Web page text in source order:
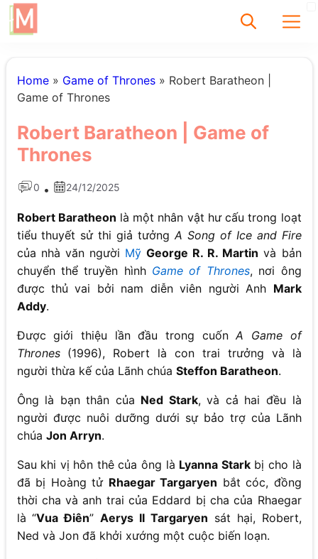
Home» Game of Thrones» Robert Baratheon |
Game of Thrones
Robert Baratheon | Game of
Thrones
0 • 24/12/2025
Robert Baratheon là một nhân vật hư cấu trong loạt
tiểu thuyết sử thi giả tưởngA Song of Ice and Fire
của nhà văn người Mỹ George R. R. Martin và bản
chuyển thể truyền hình Game of Thrones, nơi ông
được thủ vai bởi nam diễn viên người Anh Mark
Addy.
Được giới thiệu lần đầu trong cuốnA Game of
Thrones(1996), Robert là con trai trưởng và là
người thừa kế của Lãnh chúa Steffon Baratheon.
Ông là bạn thân của Ned Stark, và cả hai đều là
người được nuôi dưỡng dưới sự bảo trợ của Lãnh
chúa Jon Arryn.
Sau khi vị hôn thê của ông là Lyanna Starkbị cho là
đã bị Hoàng tử Rhaegar Targaryen bắt cóc, đồng
thời cha và anh trai của Eddard bị cha của Rhaegar
là “Vua Điên”Aerys II Targaryen sát hại, Robert,
Ned và Jon đã khởi xướng một cuộc biến loạn.